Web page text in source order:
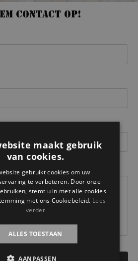
contact op!
maakt gebruik
van cookies.
gebruikt cookies om uw
te verbeteren. Door onze
stemt u in met alle cookies
met ons Cookiebeleid. Lees
verder
ALLES TOESTAAN
AANPASSEN